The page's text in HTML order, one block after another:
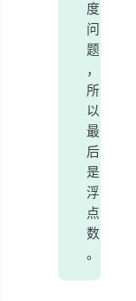
度
问
题
，
所
以
最
后
是
浮
点
数
。